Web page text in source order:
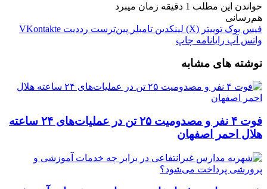
خواندن این مطلب 1 دقیقه زمان میبرد
هم‌رسانی
فیس بوک توییتر (X) لینکدین ‫تامبلر ‫پین‌ترست ‫رددیت ‫VKontakte
واتس آپ رایانامه چاپ
نوشته های مشابه
فوت ۴ نفر و مصدومیت ۲۵ تن در عملیات‌های ۲۴ ساعته
هلال احمر اصفهان